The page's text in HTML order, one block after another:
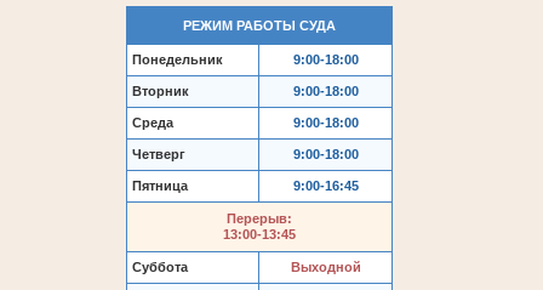
РЕЖИМ РАБОТЫ СУДА
Понедельник 9:00-18:00
Вторник 9:00-18:00
Среда 9:00-18:00
Четверг 9:00-18:00
Пятница 9:00-16:45
Перерыв:
13:00-13:45
Суббота Выходной